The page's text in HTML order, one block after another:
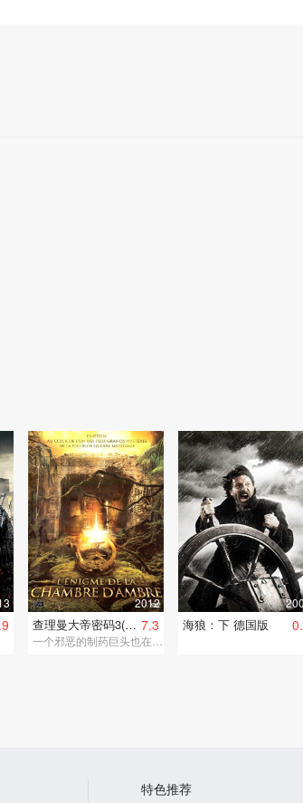
2012
查理曼大帝密码3(消逝的琥珀宫) 7.3 海狼：下 德国版
特色推荐